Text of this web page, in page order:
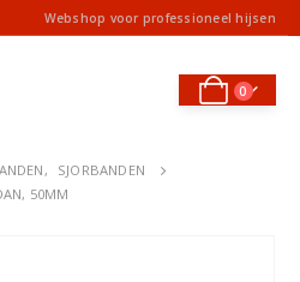
Webshop voor professioneel hijsen
0
,
SJORBANDEN
50MM